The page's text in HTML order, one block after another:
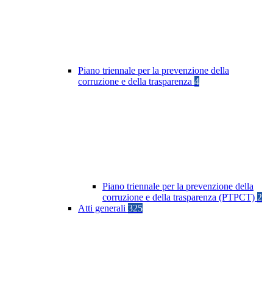
Piano triennale per la prevenzione della
corruzione e della trasparenza 4
Piano triennale per la prevenzione della
corruzione e della trasparenza (PTPCT) 2
Atti generali 325